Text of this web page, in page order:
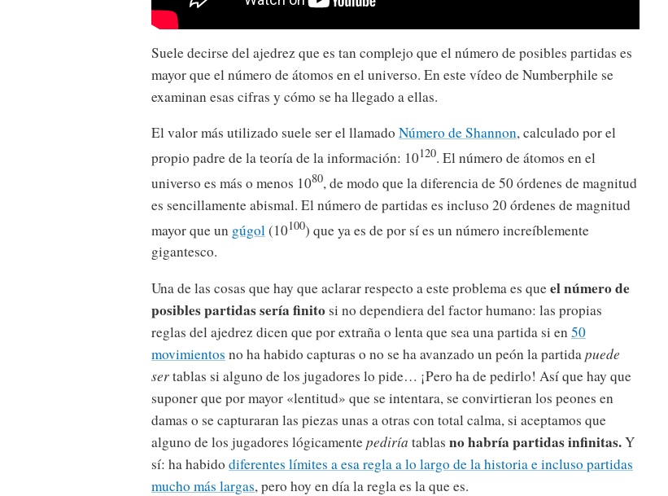
Suele decirse del ajedrez que es tan complejo que el número de posibles partidas es
mayor que el número de átomos en el universo. En este vídeo de Numberphile se
examinan esas cifras y cómo se ha llegado a ellas.
El valor más utilizado suele ser el llamado Número de Shannon, calculado por el
propio padre de la teoría de la información: 10120. El número de átomos en el
universo es más o menos 1080, de modo que la diferencia de 50 órdenes de magnitud
es sencillamente abismal. El número de partidas es incluso 20 órdenes de magnitud
mayor que un gúgol (10100) que ya es de por sí es un número increíblemente
gigantesco.
Una de las cosas que hay que aclarar respecto a este problema es queel número de
posibles partidas sería finito si no dependiera del factor humano: las propias
reglas del ajedrez dicen que por extraña o lenta que sea una partida si en 50
movimientos no ha habido capturas o no se ha avanzado un peón la partida puede
sertablas si alguno de los jugadores lo pide… ¡Pero ha de pedirlo! Así que hay que
suponer que por mayor «lentitud» que se intentara, se convirtieran los peones en
damas o se capturaran las piezas unas a otras con total calma, si aceptamos que
alguno de los jugadores lógicamentepediría tablas no habría partidas infinitas.Y
sí: ha habido diferentes límites a esa regla a lo largo de la historia e incluso partidas
mucho más largas, pero hoy en día la regla es la que es.